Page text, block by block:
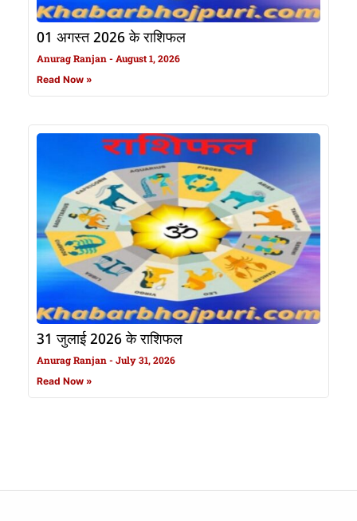
01 अगस्त 2026 के राशिफल
Anurag Ranjan August 1, 2026
Read Now »
31 जुलाई 2026 के राशिफल
Anurag Ranjan July 31, 2026
Read Now »